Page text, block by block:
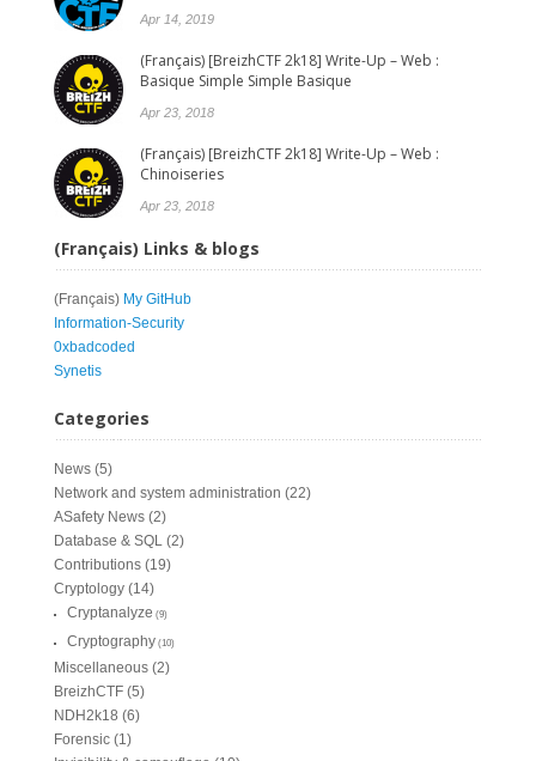
Apr 14, 2019
(Français) [BreizhCTF 2k18] Write-Up – Web :
Basique Simple Simple Basique
Apr 23, 2018
(Français) [BreizhCTF 2k18] Write-Up – Web :
Chinoiseries
Apr 23, 2018
(Français) Links & blogs
(Français) My GitHub
Information-Security
0xbadcoded
Synetis
Categories
News (5)
Network and system administration (22)
ASafety News (2)
Database & SQL (2)
Contributions (19)
Cryptology (14)
Cryptanalyze (9)
Cryptography (10)
Miscellaneous (2)
BreizhCTF (5)
NDH2k18 (6)
Forensic (1)